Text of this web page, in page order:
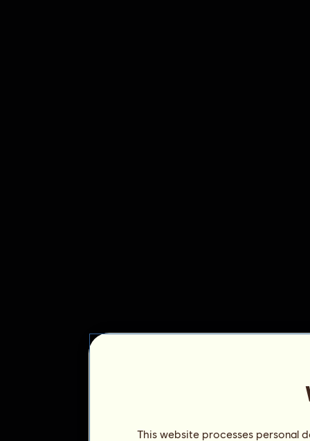
This website processes personal